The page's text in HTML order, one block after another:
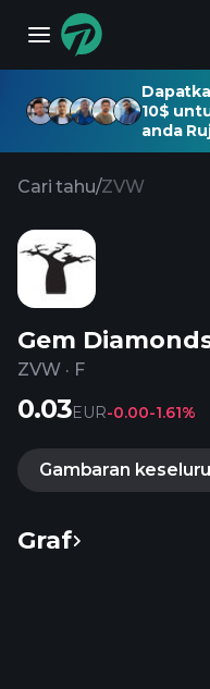
10$
anda
Cari tahu/ZVW
Gem
ZVW · F
0.03EUR-0.00-1.61%
Gambaran
Graf